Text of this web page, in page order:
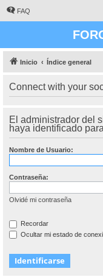
FAQ
Inicio Índice general
Connect with your
El administrador del
haya identificado
Nombre de Usuario:
Contraseña:
Olvidé mi contraseña
Recordar
Ocultar mi estado de